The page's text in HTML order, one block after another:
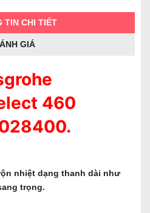
TIN CHI TIẾT
GIÁ
460
nhiệt dạng thanh dài như
trọng.